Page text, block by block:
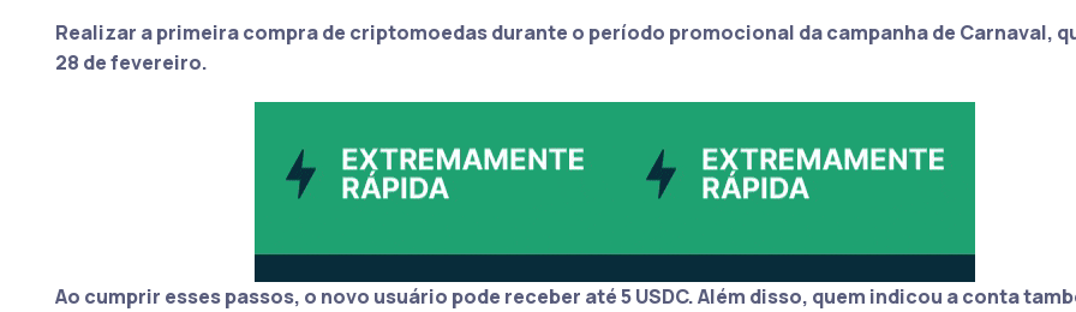
Realizar a primeira compra de criptomoedas durante o período promocional da campanha de Carnaval,
28 de fevereiro.
Ao cumprir esses passos, o novo usuário pode receber até 5 USDC. Além disso, quem indicou a conta